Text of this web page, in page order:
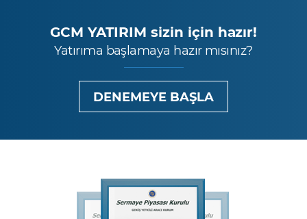
GCM YATIRIM sizin için hazır!
Yatırıma başlamaya hazır mısınız?
DENEMEYE BAŞLA